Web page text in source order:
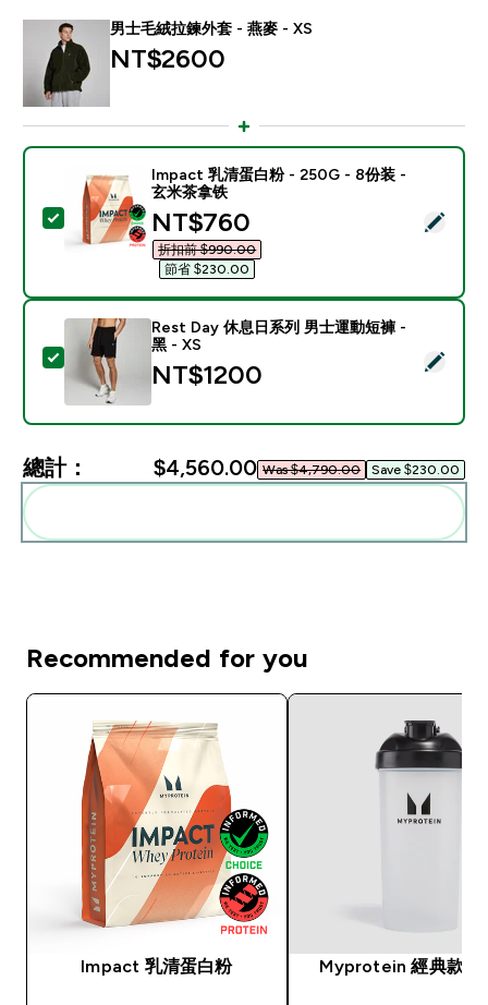
男士毛絨拉鍊外套 - 燕麥 - XS
NT$2600‎
選取此商品 - Impact 乳清蛋白粉 - 250G - 8份装 - 玄
Impact 乳清蛋白粉 - 250G - 8份装 -
玄米茶拿铁
discounted price
NT$760‎
折扣前 $990.00‎
節省 $230.00‎
選取此商品 - Rest Day 休息日系列 男士運動短褲 - 黑 -
Rest Day 休息日系列 男士運動短褲 -
黑 - XS
NT$1200‎
總計： $4,560.00‎ Was $4,790.00‎ Save $230.00‎
Recommended for you
Impact 乳清蛋白粉 Myprotein 經典款搖